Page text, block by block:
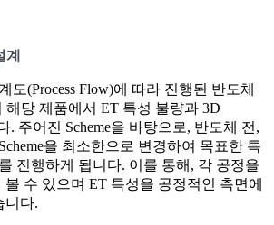
계
도(Process Flow)에 따라 진행된 반도체
해당 제품에서 ET 특성 불량과 3D
. 주어진 Scheme을 바탕으로, 반도체 전,
을 최소한으로 변경하여 목표한 특
진행하게 됩니다. 이를 통해, 각 공정을
수 있으며 ET 특성을 공정적인 측면에
니다.